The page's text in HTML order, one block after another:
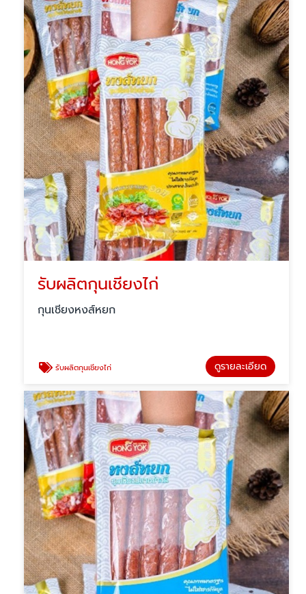
รับผลิตกุนเชียงไก่
กุนเชียงหงส์หยก
รับผลิตกุนเชียงไก่ ดูรายละเอียด